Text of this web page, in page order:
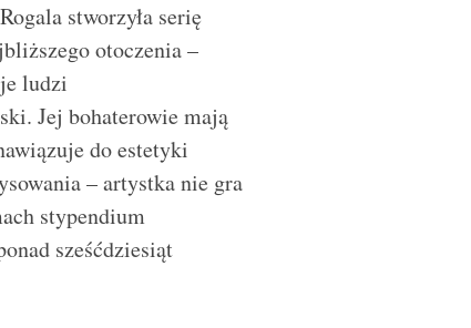
stworzyła serię
otoczenia –
ludzi
Jej bohaterowie mają
do estetyki
– artystka nie gra
stypendium
sześćdziesiąt